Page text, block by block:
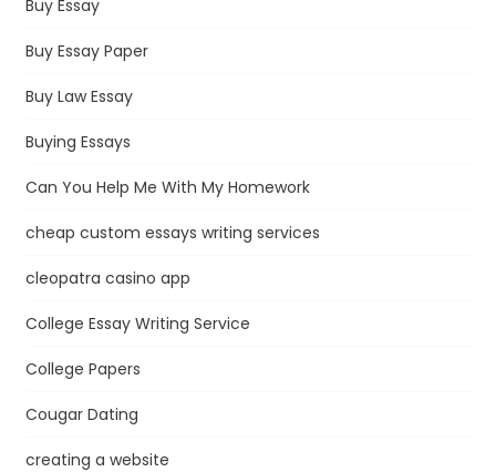
Buy Essay
Buy Essay Paper
Buy Law Essay
Buying Essays
Can You Help Me With My Homework
cheap custom essays writing services
cleopatra casino app
College Essay Writing Service
College Papers
Cougar Dating
creating a website